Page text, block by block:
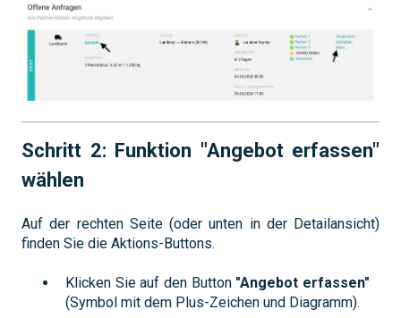
Schritt 2: Funktion "Angebot erfassen"
wählen
Auf der rechten Seite (oder unten in der Detailansicht)
finden Sie die Aktions-Buttons.
Klicken Sie auf den Button "Angebot erfassen"
(Symbol mit dem Plus-Zeichen und Diagramm).